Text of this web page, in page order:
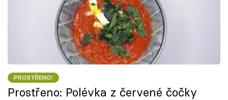
Přihlášení
PROSTŘENO!
Prostřeno: Polévka z červené čočky